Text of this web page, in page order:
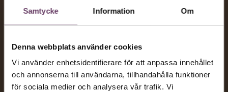
Samtycke Information Om
Denna webbplats använder cookies
Vi använder enhetsidentifierare för att anpassa innehållet
och annonserna till användarna, tillhandahålla funktioner
för sociala medier och analysera vår trafik. Vi